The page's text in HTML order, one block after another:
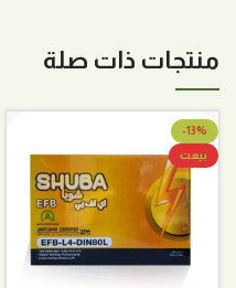
منتجات ذات صلة
-13%
بيعت